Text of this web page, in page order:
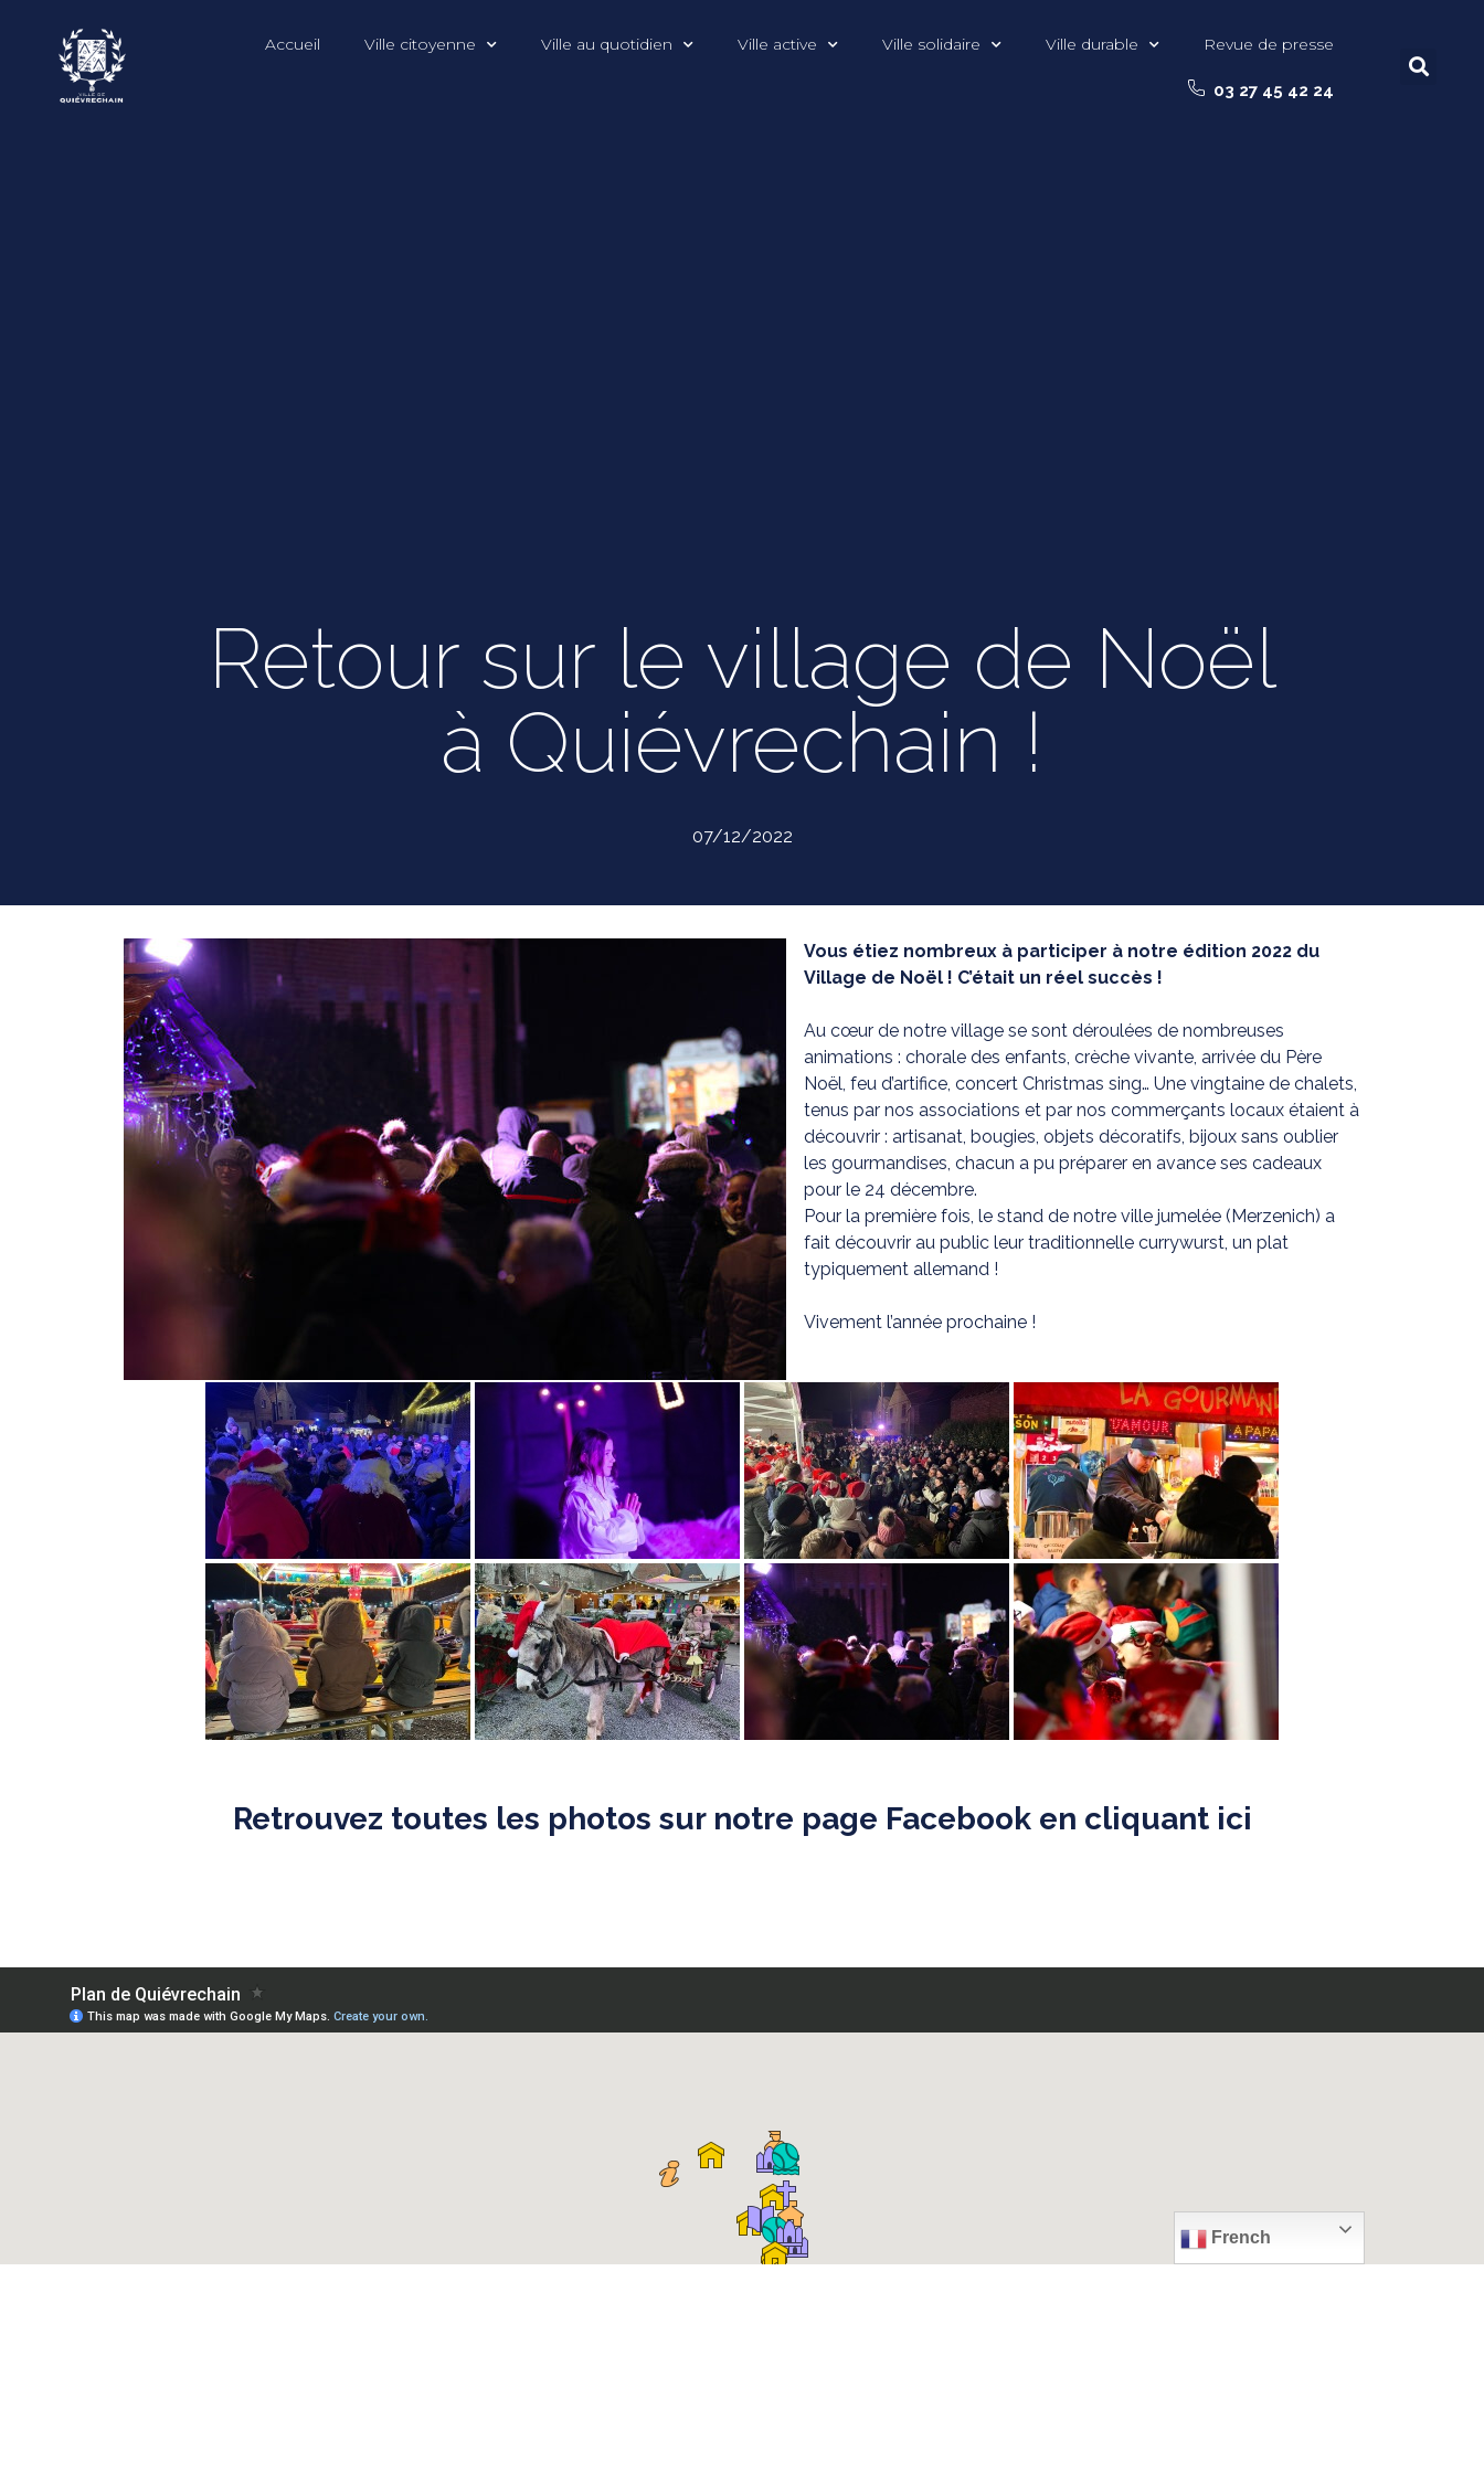
Accueil Ville citoyenne Ville au quotidien Ville active Ville solidaire Ville durable Revue de presse
03 27 45 42 24
Retour sur le village de Noël
à Quiévrechain !
07/12/2022
Vous étiez nombreux à participer à notre édition 2022 du
Village de Noël ! C’était un réel succès !
Au cœur de notre village se sont déroulées de nombreuses
animations : chorale des enfants, crèche vivante, arrivée du Père
Noël, feu d’artifice, concert Christmas sing… Une vingtaine de chalets,
tenus par nos associations et par nos commerçants locaux étaient à
découvrir : artisanat, bougies, objets décoratifs, bijoux sans oublier
les gourmandises, chacun a pu préparer en avance ses cadeaux
pour le 24 décembre.
Pour la première fois, le stand de notre ville jumelée (Merzenich) a
fait découvrir au public leur traditionnelle currywurst, un plat
typiquement allemand !
Vivement l’année prochaine !
Retrouvez toutes les photos sur notre page Facebook en cliquant ici
French